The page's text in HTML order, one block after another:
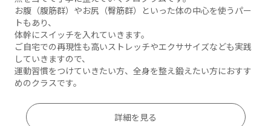
お腹（腹筋群）やお尻（臀筋群）といった体の中心を使うパー
トもあり、
体幹にスイッチを入れていきます。
ご自宅での再現性も高いストレッチやエクササイズなども実践
していきますので、
運動習慣をつけていきたい方、全身を整え鍛えたい方におすす
めのクラスです。
詳細を見る